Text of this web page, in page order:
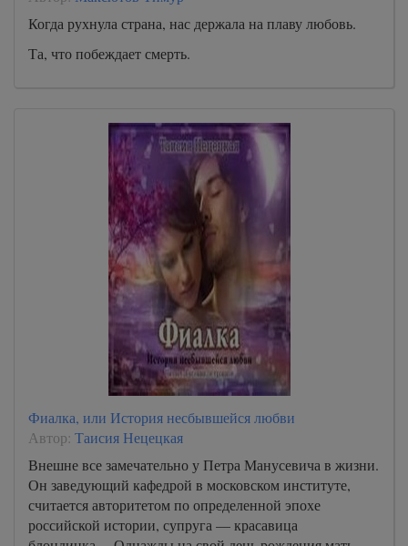
Когда рухнула страна, нас держала на плаву любовь.
Та, что побеждает смерть.
Фиалка, или История несбывшейся любви
Автор: Таисия Нецецкая
Внешне все замечательно у Петра Манусевича в жизни.
Он заведующий кафедрой в московском институте,
считается авторитетом по определенной эпохе
российской истории, супруга — красавица